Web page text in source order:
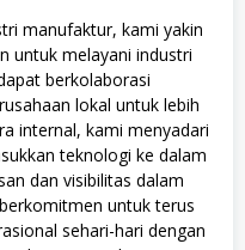
manufaktur, kami yakin
untuk melayani industri
berkolaborasi
lokal untuk lebih
internal, kami menyadari
teknologi ke dalam
dan visibilitas dalam
untuk terus
sehari-hari dengan